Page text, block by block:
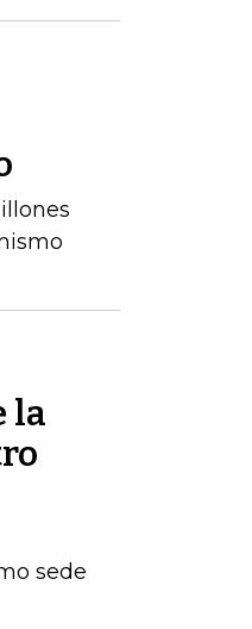
la
sede